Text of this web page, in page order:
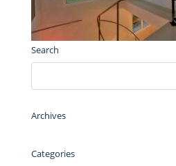
Search
Archives
Categories